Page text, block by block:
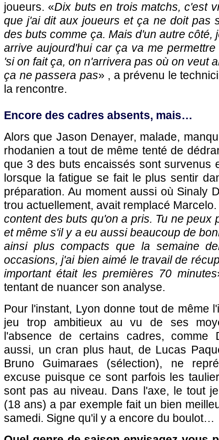
joueurs. «Dix buts en trois matchs, c'est
que j'ai dit aux joueurs et ça ne doit pas
des buts comme ça. Mais d'un autre côté,
arrive aujourd'hui car ça va me
'si on fait ça, on n'arrivera pas où on veut
ça ne passera pas» , a prévenu le
la rencontre.
Encore des cadres absents, mais…
Alors que Jason Denayer, malade,
rhodanien a tout de même tenté de
que 3 des buts encaissés sont survenus
lorsque la fatigue se fait le plus sentir
préparation. Au moment aussi où Sinaly
trou actuellement, avait remplacé Marcelo.
content des buts qu'on a pris. Tu ne peux
et même s'il y a eu aussi beaucoup de
ainsi plus compacts que la semaine
occasions, j'ai bien aimé le travail de
important était les premières 70 minutes
tentant de nuancer son analyse.
Pour l'instant, Lyon donne tout de même
jeu trop ambitieux au vu de ses
l'absence de certains cadres, comme
aussi, un cran plus haut, de Lucas
Bruno Guimaraes (sélection), ne
excuse puisque ce sont parfois les
sont pas au niveau. Dans l'axe, le tout
(18 ans) a par exemple fait un bien
samedi. Signe qu'il y a encore du boulot…